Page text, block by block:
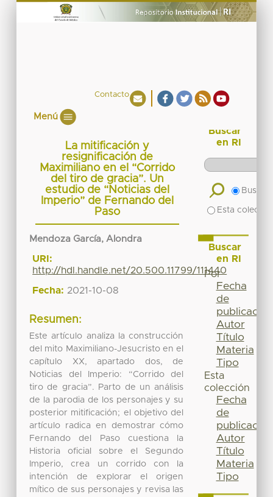
Contacto
Menú
La mitificación y
resignificación de
Maximiliano en el “Corrido
del tiro de gracia”. Un
estudio de “Noticias del
Imperio” de Fernando del
Paso
Mendoza García, Alondra
URI:
http://hdl.handle.net/20.500.11799/111440
Fecha: 2021-10-08
Resumen:
Este artículo analiza la construcción
del mito Maximiliano-Jesucristo en el
capítulo XX, apartado dos, de
Noticias del Imperio: “Corrido del
tiro de gracia”. Parto de un análisis
de la parodia de los personajes y su
posterior mitificación; el objetivo del
artículo radica en demostrar cómo
Fernando del Paso cuestiona la
Historia oficial sobre el Segundo
Imperio, crea un corrido con la
intención de explorar el origen
mítico de sus personajes y revisa las
Buscar
en RI
Buscar
Esta
Buscar
en RI
Por
Fecha
de
publicación
Autor
Título
Materia
Tipo
Esta
colección
Fecha
de
publicación
Autor
Título
Materia
Tipo